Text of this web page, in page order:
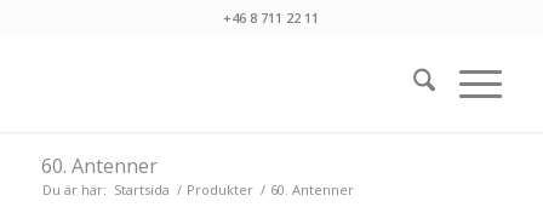
+46 8 711 22 11
60. Antenner
Du är här: Startsida / Produkter / 60. Antenner